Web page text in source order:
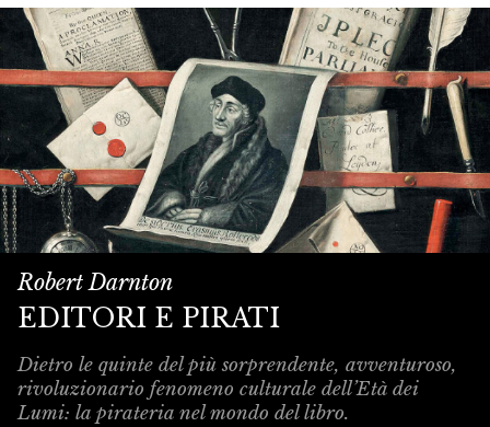
Robert Darnton
EDITORI E PIRATI
Dietro le quinte del più sorprendente, avventuroso,
rivoluzionario fenomeno culturale dell’Età dei
Lumi: la pirateria nel mondo del libro.